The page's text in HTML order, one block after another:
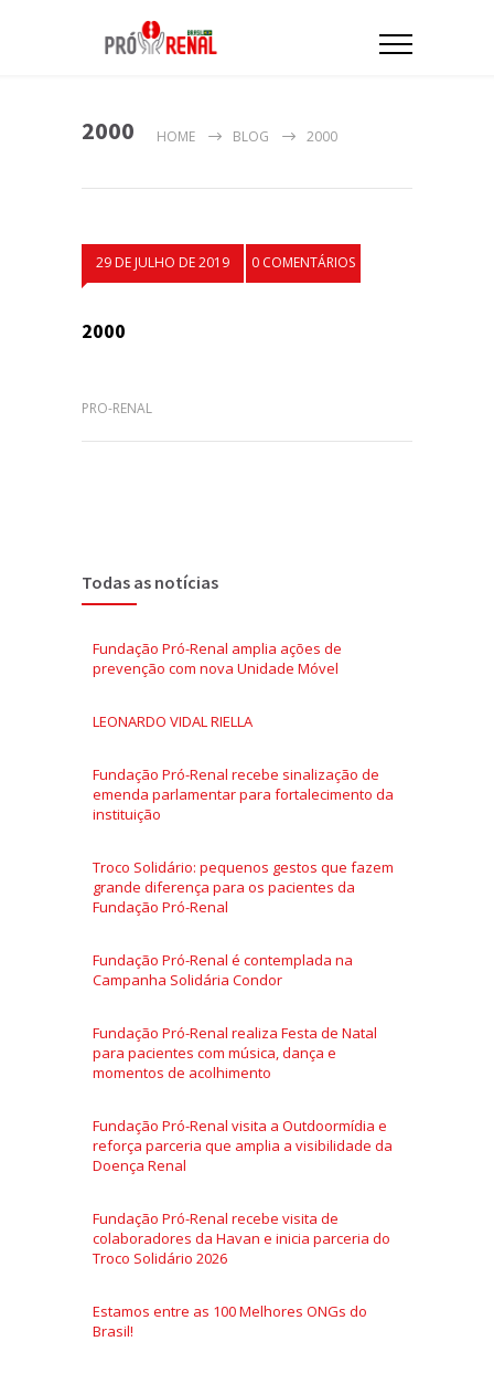
2000 HOME BLOG 2000
29 DE JULHO DE 2019 0 COMENTÁRIOS
2000
PRO-RENAL
Todas as notícias
Fundação Pró-Renal amplia ações de
prevenção com nova Unidade Móvel
LEONARDO VIDAL RIELLA
Fundação Pró-Renal recebe sinalização de
emenda parlamentar para fortalecimento da
instituição
Troco Solidário: pequenos gestos que fazem
grande diferença para os pacientes da
Fundação Pró-Renal
Fundação Pró-Renal é contemplada na
Campanha Solidária Condor
Fundação Pró-Renal realiza Festa de Natal
para pacientes com música, dança e
momentos de acolhimento
Fundação Pró-Renal visita a Outdoormídia e
reforça parceria que amplia a visibilidade da
Doença Renal
Fundação Pró-Renal recebe visita de
colaboradores da Havan e inicia parceria do
Troco Solidário 2026
Estamos entre as 100 Melhores ONGs do
Brasil!